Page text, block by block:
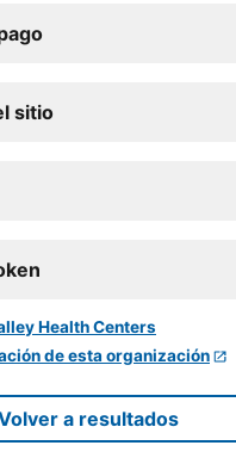
sitio
de esta organización
a resultados